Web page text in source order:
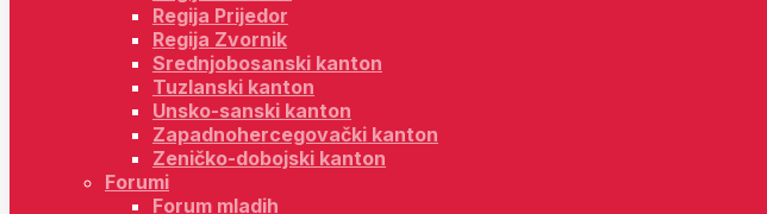
Regija Prijedor
Regija Zvornik
Srednjobosanski kanton
Tuzlanski kanton
Unsko-sanski kanton
Zapadnohercegovački kanton
Zeničko-dobojski kanton
Forumi
Forum mladih